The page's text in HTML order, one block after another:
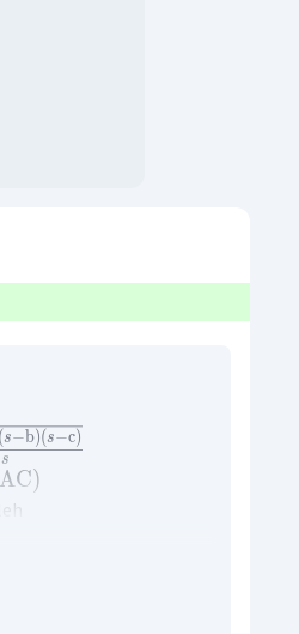
s
(s−b)(s−c)
AC)